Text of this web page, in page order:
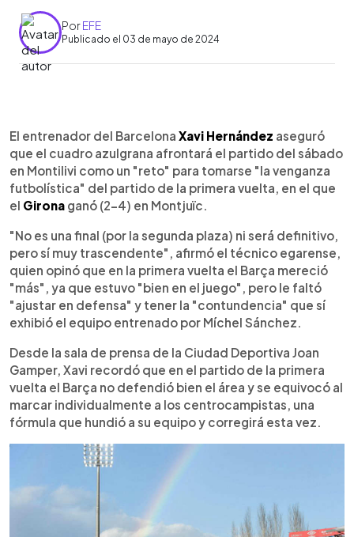
PorEFE
Publicado el 03 de mayo de 2024
Escuchar artículo
El entrenador del Barcelona Xavi Hernández aseguró
que el cuadro azulgrana afrontará el partido del sábado
en Montilivi como un "reto" para tomarse "la venganza
futbolística" del partido de la primera vuelta, en el que
el Girona ganó (2-4) en Montjuïc.
"No es una final (por la segunda plaza) ni será definitivo,
pero sí muy trascendente", afirmó el técnico egarense,
quien opinó que en la primera vuelta el Barça mereció
"más", ya que estuvo "bien en el juego", pero le faltó
"ajustar en defensa" y tener la "contundencia" que sí
exhibió el equipo entrenado por Míchel Sánchez.
Desde la sala de prensa de la Ciudad Deportiva Joan
Gamper, Xavi recordó que en el partido de la primera
vuelta el Barça no defendió bien el área y se equivocó al
marcar individualmente a los centrocampistas, una
fórmula que hundió a su equipo y corregirá esta vez.